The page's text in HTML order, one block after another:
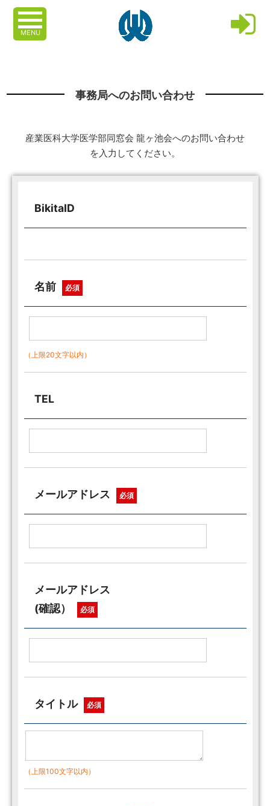
MENU
事務局へのお問い合わせ
産業医科大学医学部同窓会 龍ヶ池会へのお問い合わせ
を入力してください。
BikitaID
名前 必須
（上限20文字以内）
TEL
メールアドレス 必須
メールアドレス
(確認）
必須
タイトル 必須
（上限100文字以内）